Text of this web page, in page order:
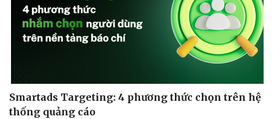
Smartads Targeting: 4 phương thức chọn trên hệ
thống quảng cáo